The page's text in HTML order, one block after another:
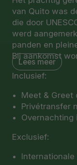
van Quito was
die door
werd
panden en
Bij aankomst
onze lokale
uw hotel wordt
Châteaux hotel
stad.
Relais &
eigendom zijn
Lees meer
Inclusief:
Meet & Greet
Privétransfer
Exclusief: